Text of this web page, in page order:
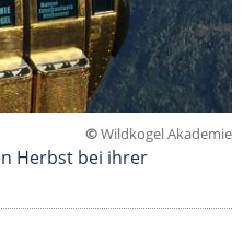
©Wildkogel Akademie
Herbst bei ihrer